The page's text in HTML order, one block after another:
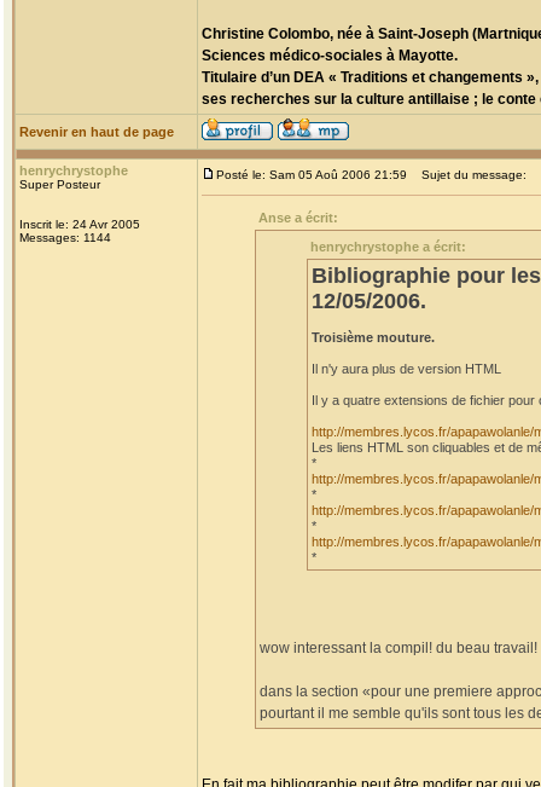
Christine Colombo, née à Saint-Joseph
Sciences médico-sociales à Mayotte.
Titulaire d’un DEA « Traditions et changements
ses recherches sur la culture antillaise ; le
Revenir en haut de page
henrychrystophe
Super Posteur
Inscrit le: 24 Avr 2005
Messages: 1144
Posté le: Sam 05 Aoû 2006 21:59 Sujet du message:
Anse a écrit:
henrychrystophe a écrit:
Bibliographie pour
12/05/2006.
Troisième mouture.
Il n'y aura plus de version HTML
Il y a quatre extensions de fichier pour
http://membres.lycos.fr/apapawolanle/
Les liens HTML son cliquables et de
*
http://membres.lycos.fr/apapawolanle/
*
http://membres.lycos.fr/apapawolanle/
*
http://membres.lycos.fr/apapawolanle/
*
wow interessant la compil! du beau travail!
dans la section «pour une premiere
pourtant il me semble qu'ils sont tous les